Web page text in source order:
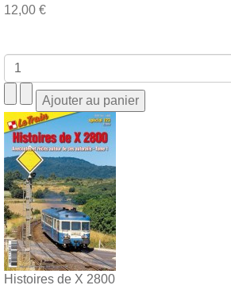
12,00 €
Histoires de X 2800